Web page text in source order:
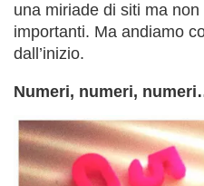
una miriade di siti ma
importanti. Ma andiamo
dall’inizio.
Numeri, numeri,